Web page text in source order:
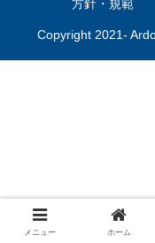
方針・規範
Copyright 2021-
メニュー ホーム